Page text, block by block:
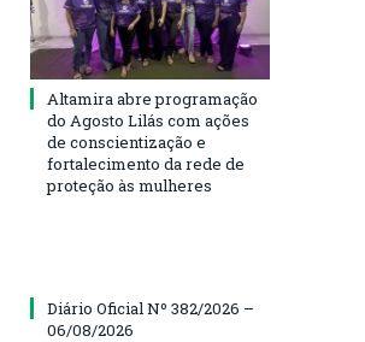
Altamira abre programação
do Agosto Lilás com ações
de conscientização e
fortalecimento da rede de
proteção às mulheres
Diário Oficial Nº 382/2026 –
06/08/2026